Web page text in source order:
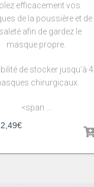
efficacement vos
de la poussière et de
afin de gardez le
masque propre.
de stocker jusqu’à 4
chirurgicaux.
<span ...
2,49€